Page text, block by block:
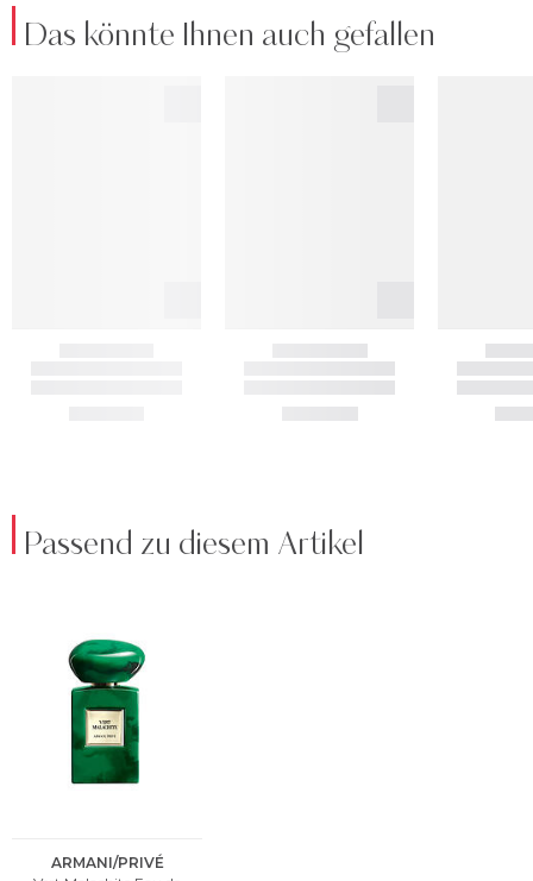
Das könnte Ihnen auch gefallen
Passend zu diesem Artikel